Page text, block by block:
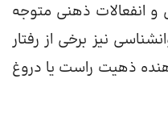
و انفعالات ذهنی متوجه
نیز برخی از رفتار
ذهیت راست یا دروغ